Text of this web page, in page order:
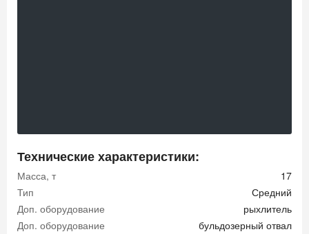
Технические характеристики:
Масса, т
17
Тип
Средний
Доп. оборудование
рыхлитель
Доп. оборудование
бульдозерный отвал